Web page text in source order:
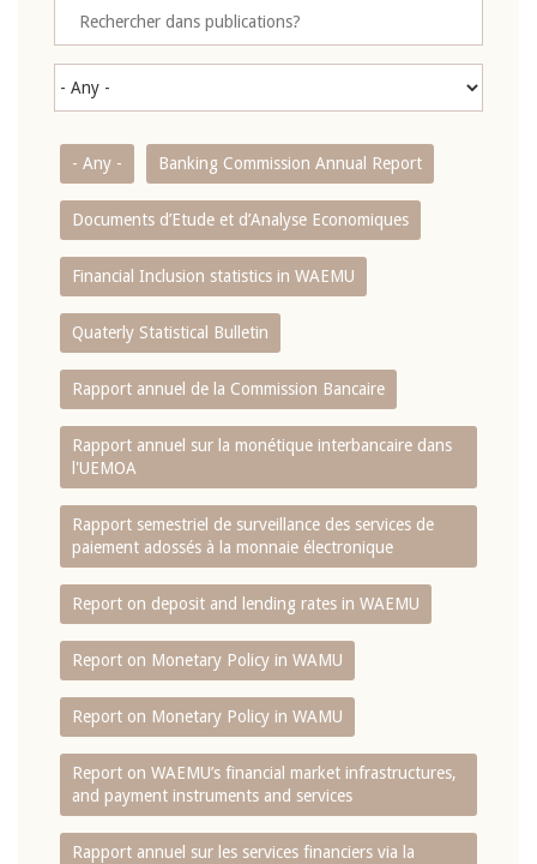
- Any - Banking Commission Annual Report
Documents d’Etude et d’Analyse Economiques
Financial Inclusion statistics in WAEMU
Quaterly Statistical Bulletin
Rapport annuel de la Commission Bancaire
Rapport annuel sur la monétique interbancaire dans
l'UEMOA
Rapport semestriel de surveillance des services de
paiement adossés à la monnaie électronique
Report on deposit and lending rates in WAEMU
Report on Monetary Policy in WAMU
Report on Monetary Policy in WAMU
Report on WAEMU’s financial market infrastructures,
and payment instruments and services
Rapport annuel sur les services financiers via la